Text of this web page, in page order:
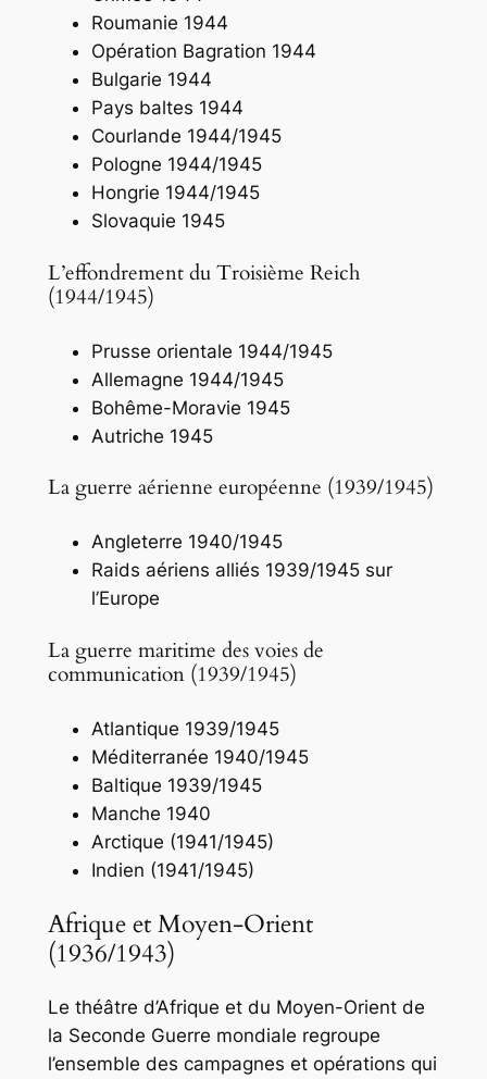
Roumanie 1944
Opération Bagration 1944
Bulgarie 1944
Pays baltes 1944
Courlande 1944/1945
Pologne 1944/1945
Hongrie 1944/1945
Slovaquie 1945
L’effondrement du Troisième Reich
(1944/1945)
Prusse orientale 1944/1945
Allemagne 1944/1945
Bohême-Moravie 1945
Autriche 1945
La guerre aérienne européenne (1939/1945)
Angleterre 1940/1945
Raids aériens alliés 1939/1945 sur
l’Europe
La guerre maritime des voies de
communication (1939/1945)
Atlantique 1939/1945
Méditerranée 1940/1945
Baltique 1939/1945
Manche 1940
Arctique (1941/1945)
Indien (1941/1945)
Afrique et Moyen-Orient
(1936/1943)
Le théâtre d’Afrique et du Moyen-Orient de
la Seconde Guerre mondiale regroupe
l’ensemble des campagnes et opérations qui